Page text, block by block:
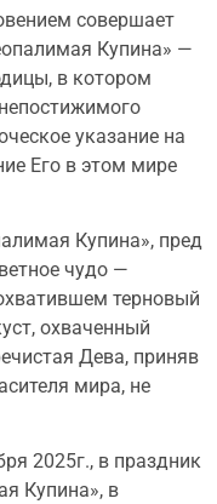
совершает
Купина» —
в котором
указание на
Его в этом мире
Купина», пред
чудо —
терновый
охваченный
Дева, приняв
мира, не
2025г., в праздник
Купина», в